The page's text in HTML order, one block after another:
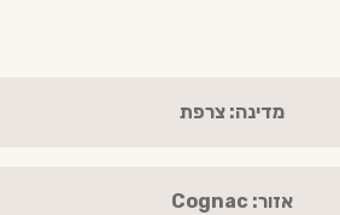
מדינה: צרפת
אזור: Cognac